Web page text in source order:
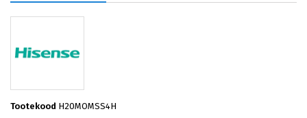
Tootekood H20MOMSS4H